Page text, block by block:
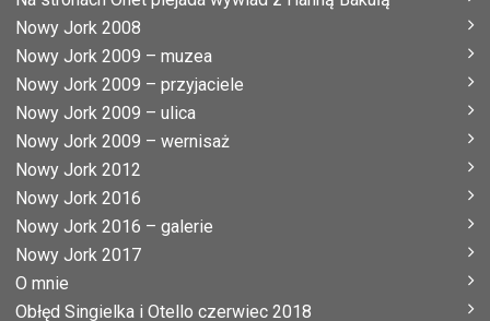
Nowy Jork 2008
Nowy Jork 2009 – muzea
Nowy Jork 2009 – przyjaciele
Nowy Jork 2009 – ulica
Nowy Jork 2009 – wernisaż
Nowy Jork 2012
Nowy Jork 2016
Nowy Jork 2016 – galerie
Nowy Jork 2017
O mnie
Obłęd Singielka i Otello czerwiec 2018